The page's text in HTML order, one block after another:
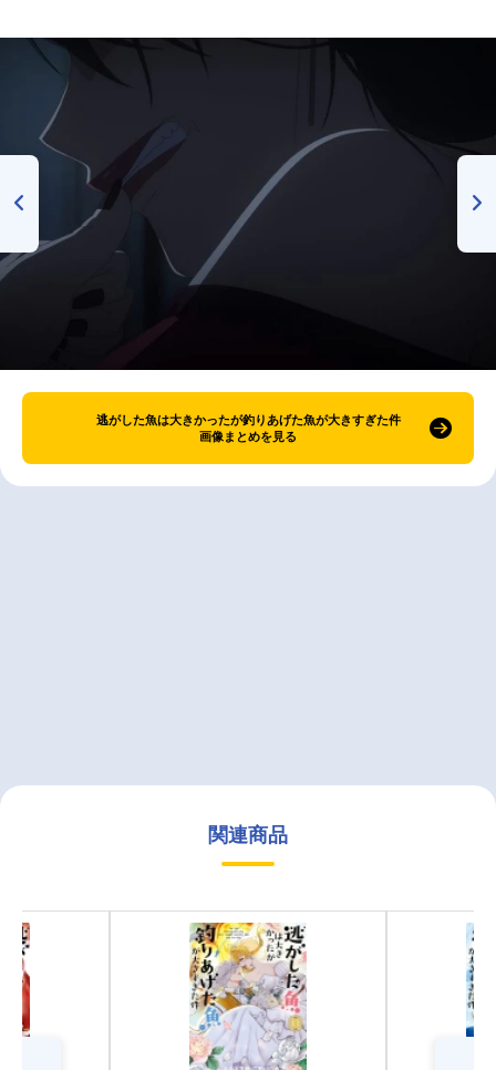
逃がした魚は大きかったが釣りあげた魚が大きすぎた件
画像まとめを見る
関連商品